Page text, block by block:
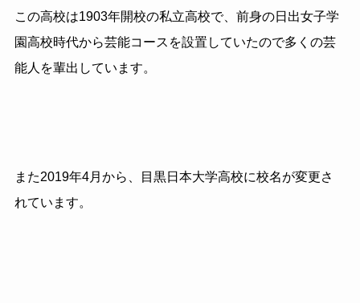
この高校は1903年開校の私立高校で、前身の日出女子学
園高校時代から芸能コースを設置していたので多くの芸
能人を輩出しています。
また2019年4月から、目黒日本大学高校に校名が変更さ
れています。